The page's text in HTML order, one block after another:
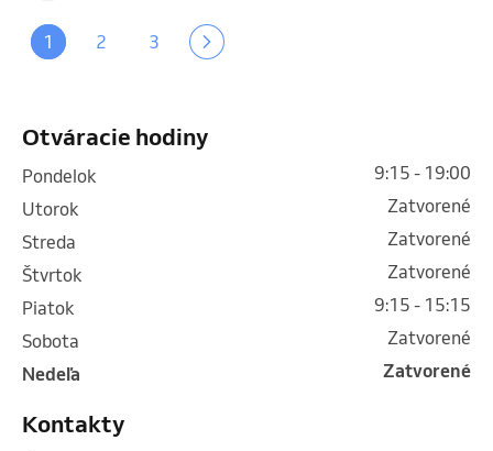
1 2 3
Otváracie hodiny
pondelok
9:15 - 19:00
utorok
Zatvorené
streda
Zatvorené
štvrtok
Zatvorené
piatok
9:15 - 15:15
sobota
Zatvorené
nedeľa
Zatvorené
Kontakty